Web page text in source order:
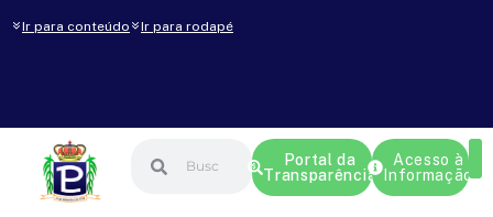
Ir para conteúdo Ir para rodapé
Portal da
Transparência
Acesso à
Informação